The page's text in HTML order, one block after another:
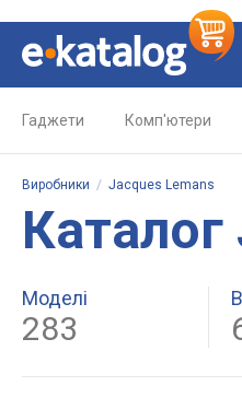
Гаджети Комп'ютери
Виробники / Jacques Lemans
Моделі
283